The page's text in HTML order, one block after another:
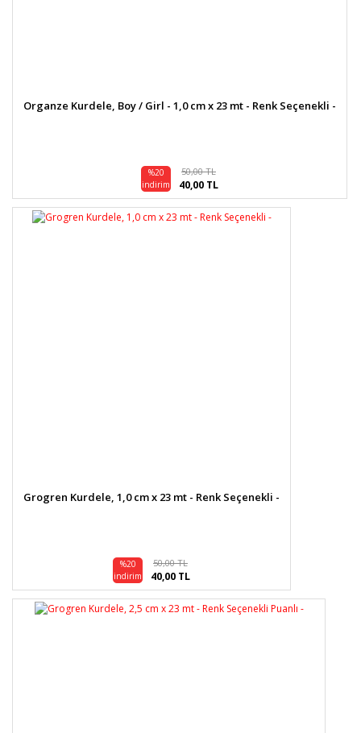
Organze Kurdele, Boy / Girl - 1,0 cm x 23 mt - Renk Seçenekli -
%20
indirim
50,00 TL
40,00 TL
Grogren Kurdele, 1,0 cm x 23 mt - Renk Seçenekli -
%20
indirim
50,00 TL
40,00 TL